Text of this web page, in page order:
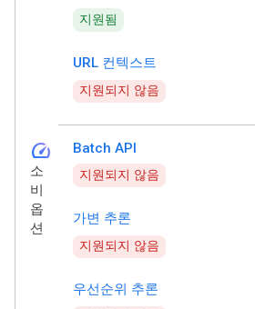
지원됨
URL 컨텍스트
지원되지 않음
speed
소
비
옵
션
Batch API
지원되지 않음
가변 추론
지원되지 않음
우선순위 추론